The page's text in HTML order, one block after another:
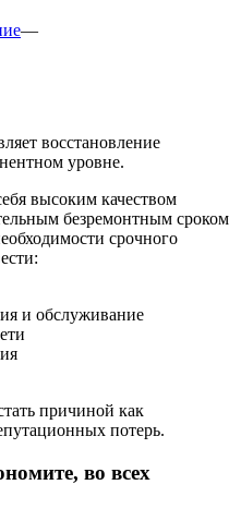
—
восстановление
уровне.
высоким качеством
безремонтным сроком
срочного
и обслуживание
причиной как
потерь.
во всех